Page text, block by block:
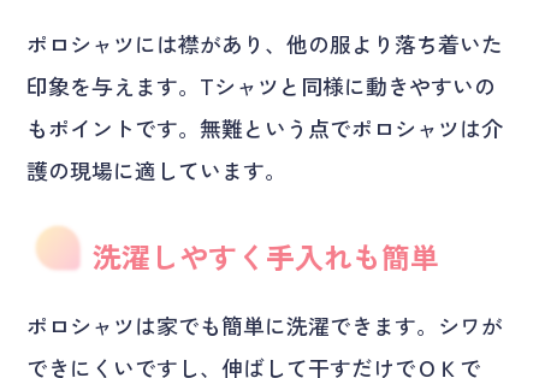
ポロシャツには襟があり、他の服より落ち着いた
印象を与えます。Tシャツと同様に動きやすいの
もポイントです。無難という点でポロシャツは介
護の現場に適しています。
洗濯しやすく手入れも簡単
ポロシャツは家でも簡単に洗濯できます。シワが
できにくいですし、伸ばして干すだけでＯＫで